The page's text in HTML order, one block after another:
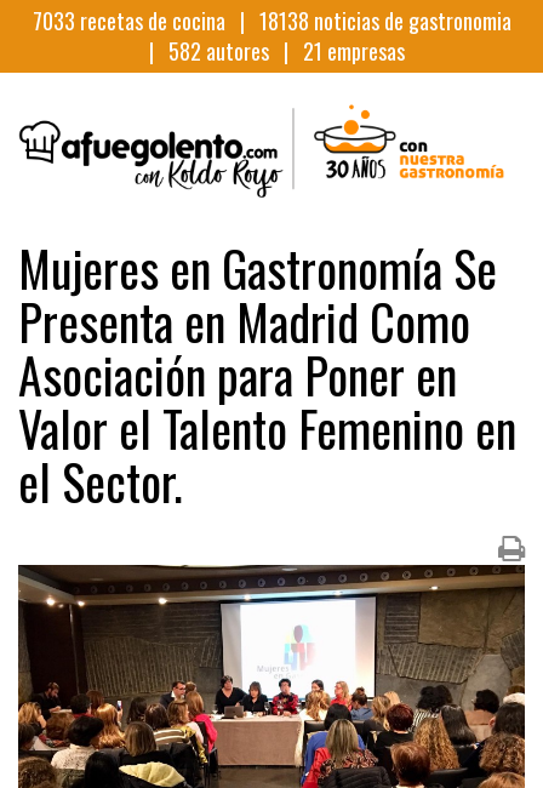
7033 recetas de cocina | 18138 noticias de gastronomia
| 582 autores | 21 empresas
Mujeres en Gastronomía Se
Presenta en Madrid Como
Asociación para Poner en
Valor el Talento Femenino en
el Sector.